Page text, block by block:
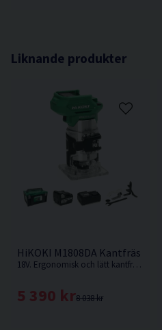
LED-ljus ger god
arbetsmiljö.
Liknande produkter
HiKOKI M1808DA Kantfräs
18V. Ergonomisk och lätt kantfräs med hög fräsprestanda och robust aluminiumstam.
8 038 kr
5 390 kr